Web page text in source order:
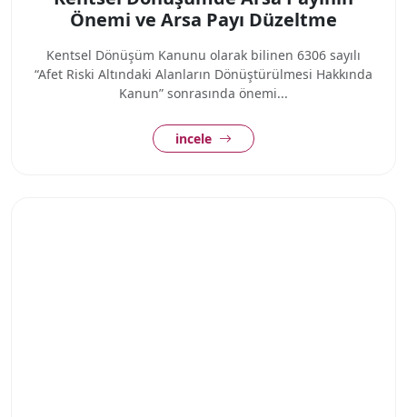
Önemi ve Arsa Payı Düzeltme
Kentsel Dönüşüm Kanunu olarak bilinen 6306 sayılı
“Afet Riski Altındaki Alanların Dönüştürülmesi Hakkında
Kanun” sonrasında önemi...
incele